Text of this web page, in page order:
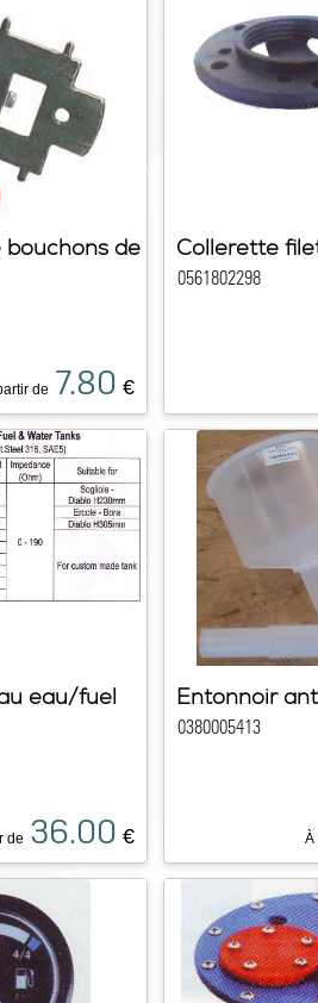
de
de 7.80 €
Collerette
0561802298
eau/fuel
de 36.00 €
Entonnoir
0380005413
À